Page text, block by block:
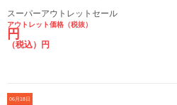
スーパーアウトレットセール
アウトレット価格（税抜）
円
（税込）円
06月18日